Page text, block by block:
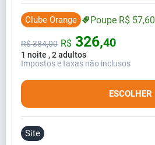
Clube Orange Poupe R$ 57,60
1 noite , 2 adultos
R$384,00 R$ 326,40
Impostos e taxas não inclusos
ESCOLHER
Site